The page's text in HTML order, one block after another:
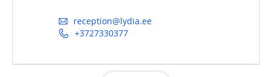
reception@lydia.ee
+3727330377